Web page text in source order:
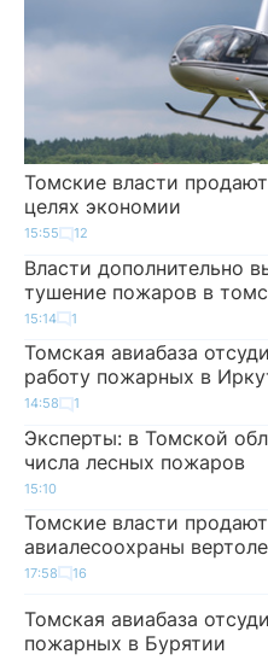
Томские власти
целях экономии
15:55 12
Власти дополнительно
тушение пожаров в
15:14 1
Томская авиабаза
работу пожарных в
14:58 1
Эксперты: в Томской
числа лесных пожаров
15:10
Томские власти
авиалесоохраны
17:58 16
Томская авиабаза
пожарных в Бурятии